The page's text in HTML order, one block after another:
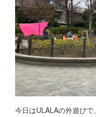
今日はULALAの外遊びで、